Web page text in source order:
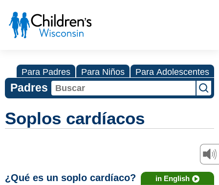
Para Padres Para Niños Para Adolescentes
Padres
Soplos cardíacos
in English
¿Qué es un soplo cardíaco?